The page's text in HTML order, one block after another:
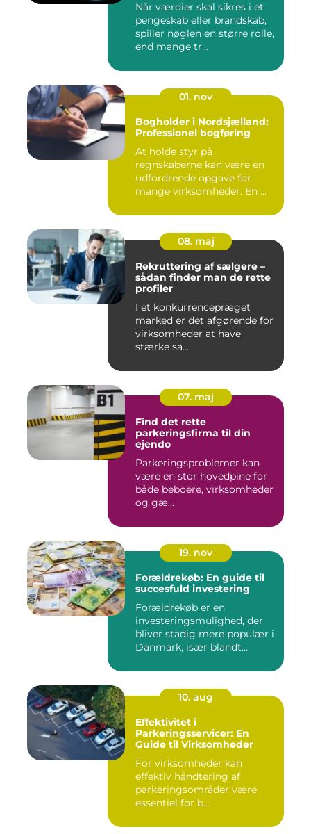
Når værdier skal sikres i et
pengeskab eller brandskab,
spiller nøglen en større rolle,
end mange tr...
01. nov
Bogholder i Nordsjælland:
Professionel bogføring
At holde styr på
regnskaberne kan være en
udfordrende opgave for
mange virksomheder. En ...
08. maj
Rekruttering af sælgere –
sådan finder man de rette
profiler
I et konkurrencepræget
marked er det afgørende for
virksomheder at have
stærke sa...
07. maj
Find det rette
parkeringsfirma til din
ejendo
Parkeringsproblemer kan
være en stor hovedpine for
både beboere, virksomheder
og gæ...
19. nov
Forældrekøb: En guide til
succesfuld investering
Forældrekøb er en
investeringsmulighed, der
bliver stadig mere populær i
Danmark, især blandt
10. aug
Effektivitet i
Parkeringsservicer: En
Guide til Virksomheder
For virksomheder kan
effektiv håndtering af
parkeringsområder være
essentiel for b...